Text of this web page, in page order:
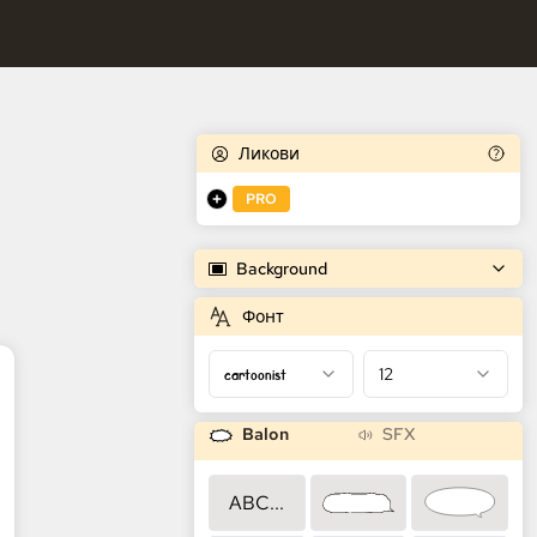
Ликови
PRO
Background
Фонт
cartoonist 12
Balon SFX
ABC...